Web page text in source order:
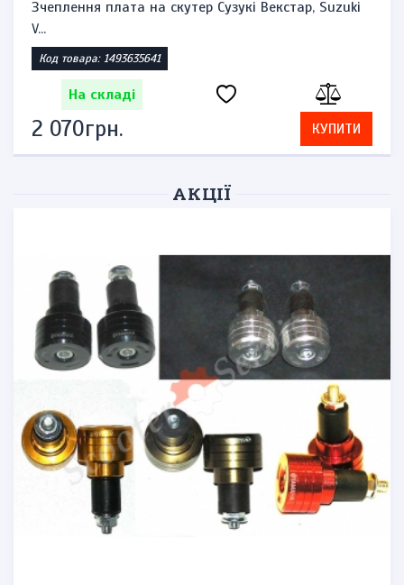
Зчеплення плата на скутер Сузукі Векстар, Suzuki
V...
Код товара: 1493635641
На складі
2 070грн. КУПИТИ
АКЦІЇ